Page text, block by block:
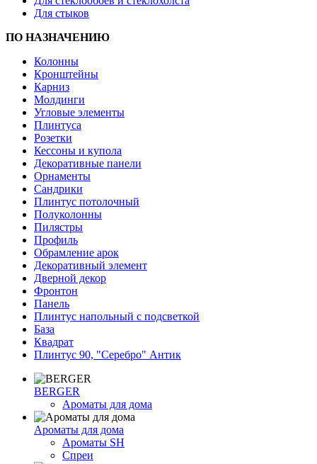
Для стыков
ПО НАЗНАЧЕНИЮ
Колонны
Кронштейны
Карниз
Молдинги
Угловые элементы
Плинтуса
Розетки
Кессоны и купола
Декоративные панели
Орнаменты
Сандрики
Плинтус потолочный
Полуколонны
Пилястры
Профиль
Обрамление арок
Декоративный элемент
Дверной декор
Фронтон
Панель
Плинтус напольный с подсветкой
База
Квадрат
Плинтус 90, "Серебро" Антик
BERGER
Ароматы для дома
Ароматы для дома
Ароматы SH
Спреи